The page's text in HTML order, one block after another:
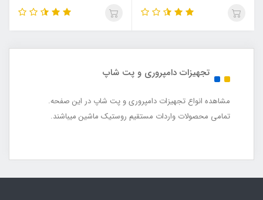
تجهیزات دامپروری و پت شاپ
مشاهده انواع تجهیزات دامپروری و پت شاپ در این صفحه.
تمامی محصولات واردات مستقیم روستیک ماشین میباشند.